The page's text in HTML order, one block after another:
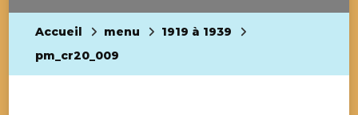
Accueil menu
1919 à 1939
pm_cr20_009